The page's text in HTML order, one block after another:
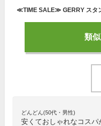
類
どんどん(50代・男性)
安くておしゃれなコス